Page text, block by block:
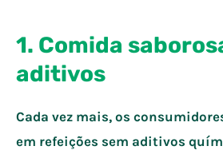
1. Comida
aditivos
Cada vez mais, os
em refeições sem aditivos